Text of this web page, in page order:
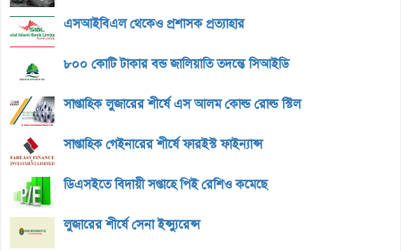
এসআইবিএল থেকেও প্রশাসক প্রত্যাহার
৮০০ কোটি টাকার বন্ড জালিয়াতি তদন্তে সিআইডি
সাপ্তাহিক লুজারের শীর্ষে এস আলম কোল্ড রোল্ড স্টিল
সাপ্তাহিক গেইনারের শীর্ষে ফারইস্ট ফাইন্যান্স
ডিএসইতে বিদায়ী সপ্তাহে পিই রেশিও কমেছে
লুজারের শীর্ষে সেনা ইন্স্যুরেন্স